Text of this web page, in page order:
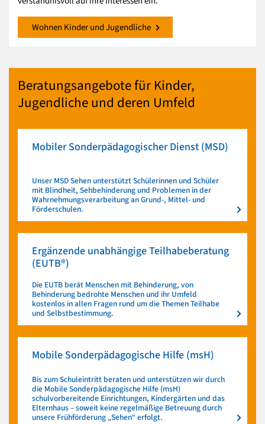
Wohnen Kinder und Jugendliche
Beratungsangebote für Kinder,
Jugendliche und deren Umfeld
Mobiler Sonderpädagogischer Dienst (MSD)
Unser MSD Sehen unterstützt Schülerinnen und Schüler
mit Blindheit, Sehbehinderung und Problemen in der
Wahrnehmungsverarbeitung an Grund-, Mittel- und
Förderschulen.
Ergänzende unabhängige Teilhabeberatung
(EUTB®)
Die EUTB berät Menschen mit Behinderung, von
Behinderung bedrohte Menschen und ihr Umfeld
kostenlos in allen Fragen rund um die Themen Teilhabe
und Selbstbestimmung.
Mobile Sonderpädagogische Hilfe (msH)
Bis zum Schuleintritt beraten und unterstützen wir durch
die Mobile Sonderpädagogische Hilfe (msH)
schulvorbereitende Einrichtungen, Kindergärten und das
Elternhaus – soweit keine regelmäßige Betreuung durch
unsere Frühförderung „Sehen“ erfolgt.